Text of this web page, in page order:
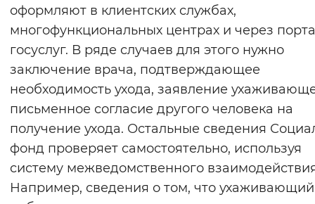
оформляют в клиентских службах,
многофункциональных центрах и через
госуслуг. В ряде случаев для этого нужно
заключение врача, подтверждающее
необходимость ухода, заявление
письменное согласие другого человека на
получение ухода. Остальные сведения
фонд проверяет самостоятельно, используя
систему межведомственного
Например, сведения о том, что